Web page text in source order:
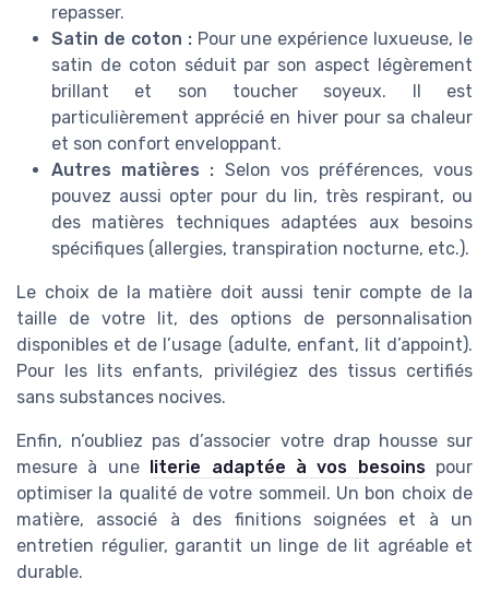
repasser.
Satin de coton :Pour une expérience luxueuse, le
satin de coton séduit par son aspect légèrement
brillant et son toucher soyeux. Il est
particulièrement apprécié en hiver pour sa chaleur
et son confort enveloppant.
Autres matières : Selon vos préférences, vous
pouvez aussi opter pour du lin, très respirant, ou
des matières techniques adaptées aux besoins
spécifiques (allergies, transpiration nocturne, etc.).
Le choix de la matière doit aussi tenir compte de la
taille de votre lit, des options de personnalisation
disponibles et de l’usage (adulte, enfant, lit d’appoint).
Pour les lits enfants, privilégiez des tissus certifiés
sans substances nocives.
Enfin, n’oubliez pas d’associer votre drap housse sur
mesure à une literie adaptée à vos besoinspour
optimiser la qualité de votre sommeil. Un bon choix de
matière, associé à des finitions soignées et à un
entretien régulier, garantit un linge de lit agréable et
durable.